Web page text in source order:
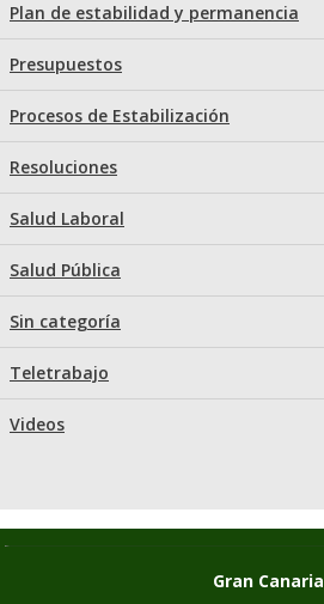
Plan de estabilidad y permanencia
Presupuestos
Procesos de Estabilización
Resoluciones
Salud Laboral
Salud Pública
Sin categoría
Teletrabajo
Videos
Gran Canaria